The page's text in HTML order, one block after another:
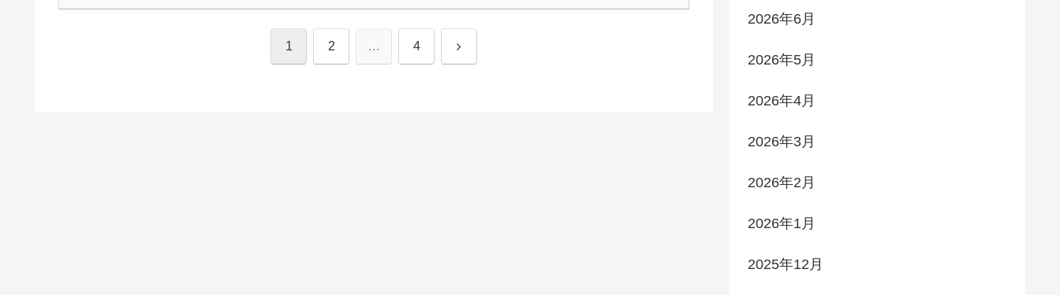
1 2 … 4 次
2026年6月
2026年5月
2026年4月
2026年3月
2026年2月
2026年1月
2025年12月